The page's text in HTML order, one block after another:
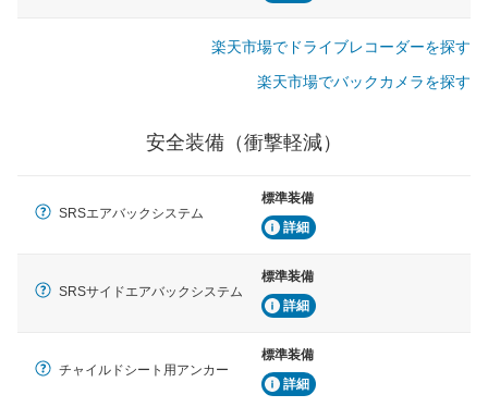
楽天市場でドライブレコーダーを探す
楽天市場でバックカメラを探す
安全装備（衝撃軽減）
SRSエアバックシステム
標準装備
詳細
SRSサイドエアバックシステム
標準装備
詳細
チャイルドシート用アンカー
標準装備
詳細